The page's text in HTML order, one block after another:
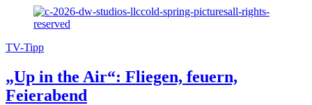
TV-Tipp
„Up in the Air“: Fliegen, feuern,
Feierabend